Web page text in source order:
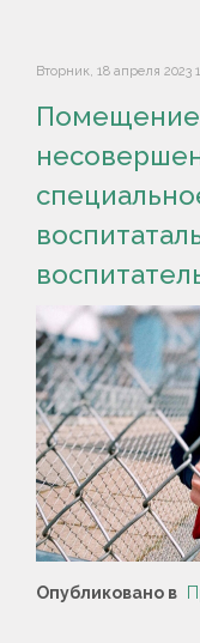
Вторник, 18 апреля 2023
Помещение
Опубликовано в